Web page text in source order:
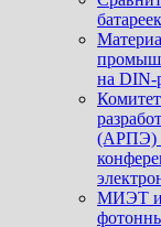
на DIN-
(АРПЭ)
МИЭТ и